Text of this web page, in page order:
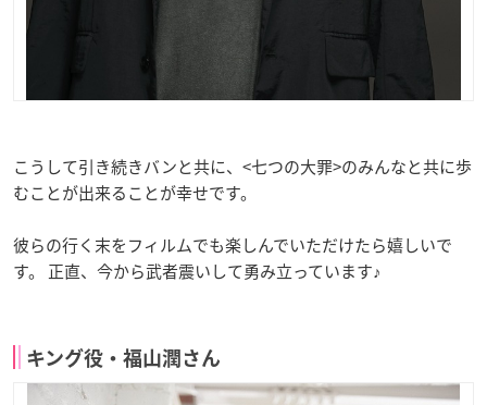
こうして引き続きバンと共に、<七つの大罪>のみんなと共に歩
むことが出来ることが幸せです。
彼らの行く末をフィルムでも楽しんでいただけたら嬉しいで
す。 正直、今から武者震いして勇み立っています♪
キング役・福山潤さん